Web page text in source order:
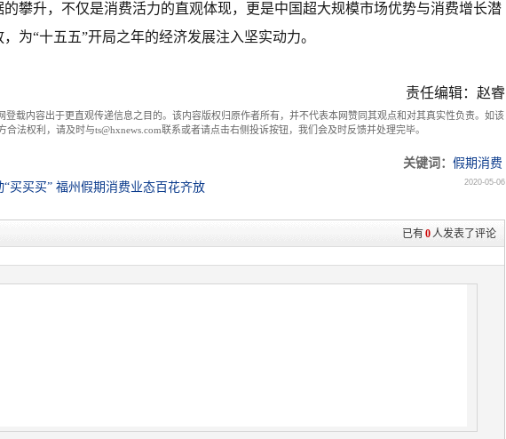
的攀升，不仅是消费活力的直观体现，更是中国超大规模市场优势与消费增长潜
为“十五五”开局之年的经济发展注入坚实动力。
责任编辑：赵睿
登载内容出于更直观传递信息之目的。该内容版权归原作者所有，并不代表本网赞同其观点和对其真实性负责。如该
合法权利，请及时与ts@hxnews.com联系或者请点击右侧投诉按钮，我们会及时反馈并处理完毕。
关键词： 假期消费
“买买买” 福州假期消费业态百花齐放
2020-05-06
已有0人发表了评论